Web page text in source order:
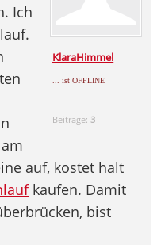
KlaraHimmel
... ist OFFLINE
Beiträge: 3
Ich
auf, kostet halt
kaufen. Damit
bist